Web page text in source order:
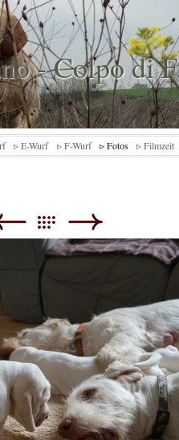
- Colpo di
▹ E-Wurf ▹ F-Wurf ▹ Fotos ▹ Filmzeit